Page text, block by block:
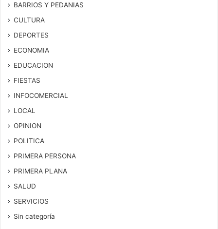
BARRIOS Y PEDANIAS
CULTURA
DEPORTES
ECONOMIA
EDUCACION
FIESTAS
INFOCOMERCIAL
LOCAL
OPINION
POLITICA
PRIMERA PERSONA
PRIMERA PLANA
SALUD
SERVICIOS
Sin categoría